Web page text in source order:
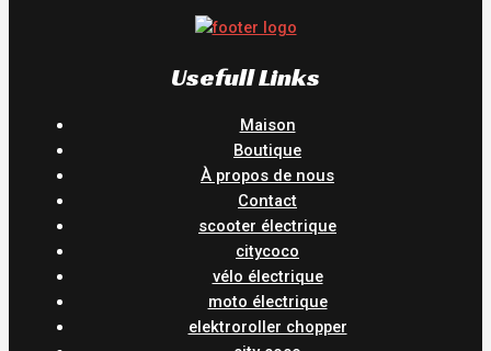
Usefull Links
Maison
Boutique
À propos de nous
Contact
scooter électrique
citycoco
vélo électrique
moto électrique
elektroroller chopper